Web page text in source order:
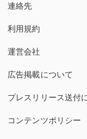
連絡先
利用規約
運営会社
広告掲載について
プレスリリース送付
コンテンツポリシー